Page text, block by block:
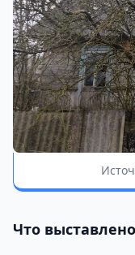
Что